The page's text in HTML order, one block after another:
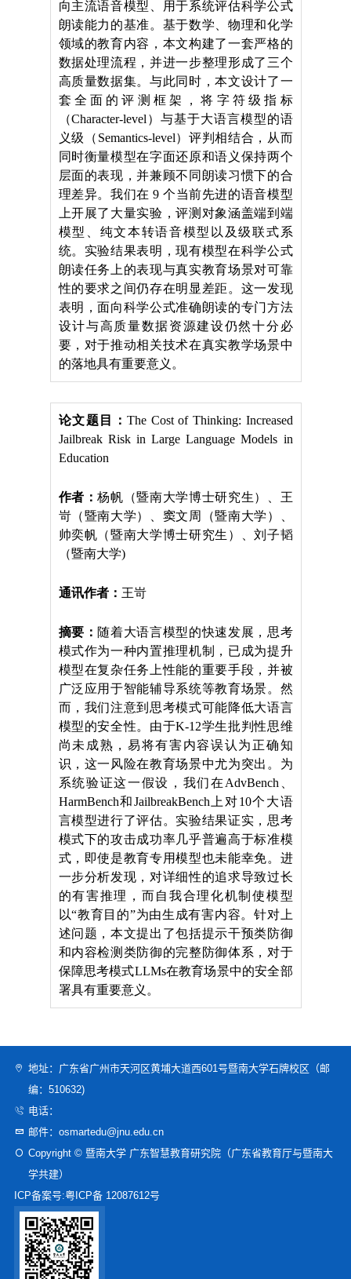
地址：广东省广州市天河区黄埔大道西601号暨南大学石牌校区（邮
编：510632)
电话：
邮件：osmartedu@jnu.edu.cn
Copyright © 暨南大学 广东智慧教育研究院（广东省教育厅与暨南大
学共建）
ICP备案号:粤ICP备 12087612号